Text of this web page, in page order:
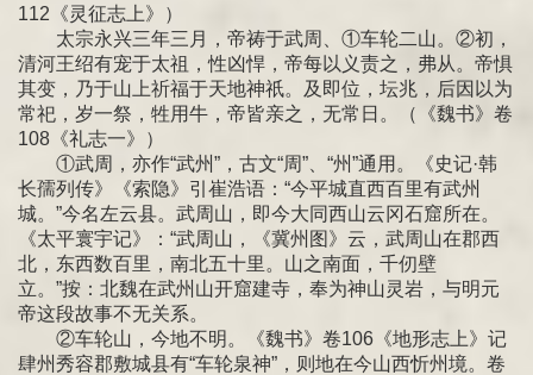
112《灵征志上》）
太宗永兴三年三月，帝祷于武周、①车轮二山。②初，
清河王绍有宠于太祖，性凶悍，帝每以义责之，弗从。帝惧
其变，乃于山上祈福于天地神祇。及即位，坛兆，后因以为
常祀，岁一祭，牲用牛，帝皆亲之，无常日。（《魏书》卷
108《礼志一》）
①武周，亦作“武州”，古文“周”、“州”通用。《史记·韩
长孺列传》《索隐》引崔浩语：“今平城直西百里有武州
城。”今名左云县。武周山，即今大同西山云冈石窟所在。
《太平寰宇记》：“武周山，《冀州图》云，武周山在郡西
北，东西数百里，南北五十里。山之南面，千仞壁
立。”按：北魏在武州山开窟建寺，奉为神山灵岩，与明元
帝这段故事不无关系。
②车轮山，今地不明。《魏书》卷106《地形志上》记
肆州秀容郡敷城县有“车轮泉神”，则地在今山西忻州境。卷